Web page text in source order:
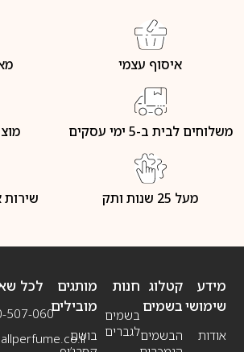
איסוף עצמי
משלוחים לבית ב-5 ימי עסקים
מעל 25 שנות ותק שירות
מידע
שימושי
אודות
חנות
בשמים
לגברים
קטלוג
בשמים
הבשמים
מותגים
מובילים
בושם
לכל
507-060